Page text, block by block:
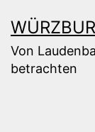
Inhalt
springen
Von
betrachten